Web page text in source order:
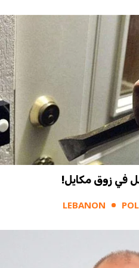
في زوق مكايل!
LEBANON